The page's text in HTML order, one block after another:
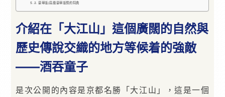
豪華版/高級豪華版預約特典
介紹在「大江山」這個廣闊的自然與
歷史傳說交織的地方等候着的強敵
——酒吞童子
是次公開的內容是京都名勝「大江山」，這是一個